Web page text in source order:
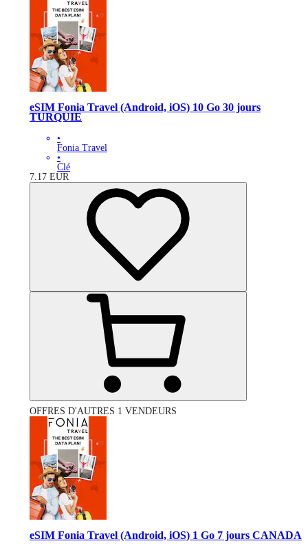
eSIM Fonia Travel (Android, iOS) 10 Go 30 jours
TURQUIE
•
Fonia Travel
•
Clé
7.17 EUR
OFFRES D'AUTRES 1 VENDEURS
eSIM Fonia Travel (Android, iOS) 1 Go 7 jours CANADA